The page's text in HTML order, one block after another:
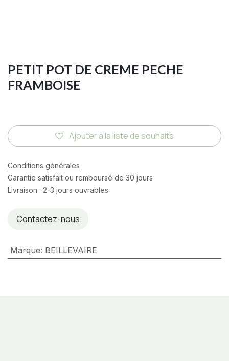
PETIT POT DE CREME PECHE
FRAMBOISE
Ajouter à la liste de souhaits
Conditions générales
Garantie satisfait ou remboursé de 30 jours
Livraison : 2-3 jours ouvrables
Contactez-nous
Marque: BEILLEVAIRE